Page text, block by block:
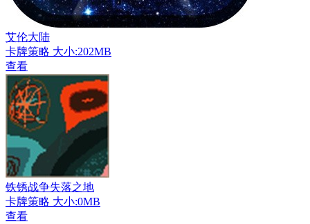
艾伦大陆
卡牌策略 大小:202MB
查看
铁锈战争失落之地
卡牌策略 大小:0MB
查看